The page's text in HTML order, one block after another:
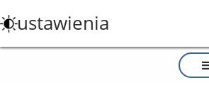
do
treści
ustawienia